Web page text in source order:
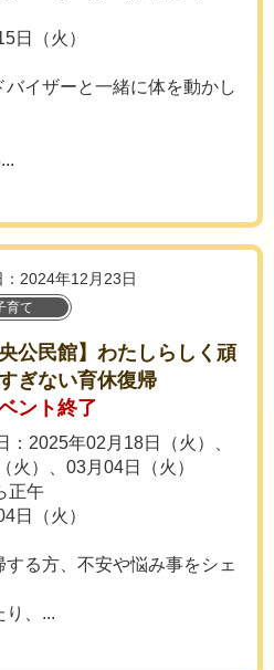
日（火）
イザーと一緒に体を動かし
：2024年12月23日
育て
央公民館】わたしらしく頑
ぎない育休復帰
ント終了
：2025年02月18日（火）、
火）、03月04日（火）
正午
日（火）
る方、不安や悩み事をシェ
り、...